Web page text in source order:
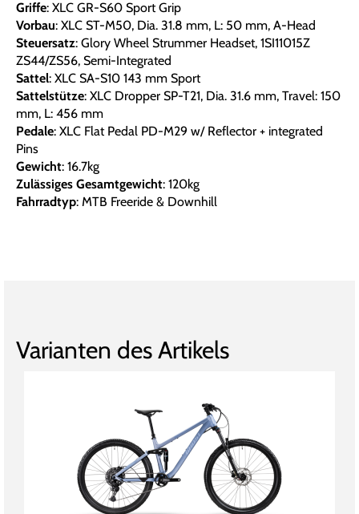
Griffe: XLC GR-S60 Sport Grip
Vorbau: XLC ST-M50, Dia. 31.8 mm, L: 50 mm, A-Head
Steuersatz: Glory Wheel Strummer Headset, 1SI11015Z
ZS44/ZS56, Semi-Integrated
Sattel: XLC SA-S10 143 mm Sport
Sattelstütze: XLC Dropper SP-T21, Dia. 31.6 mm, Travel: 150
mm, L: 456 mm
Pedale: XLC Flat Pedal PD-M29 w/ Reflector + integrated
Pins
Gewicht: 16.7kg
Zulässiges Gesamtgewicht: 120kg
Fahrradtyp: MTB Freeride & Downhill
Varianten des Artikels